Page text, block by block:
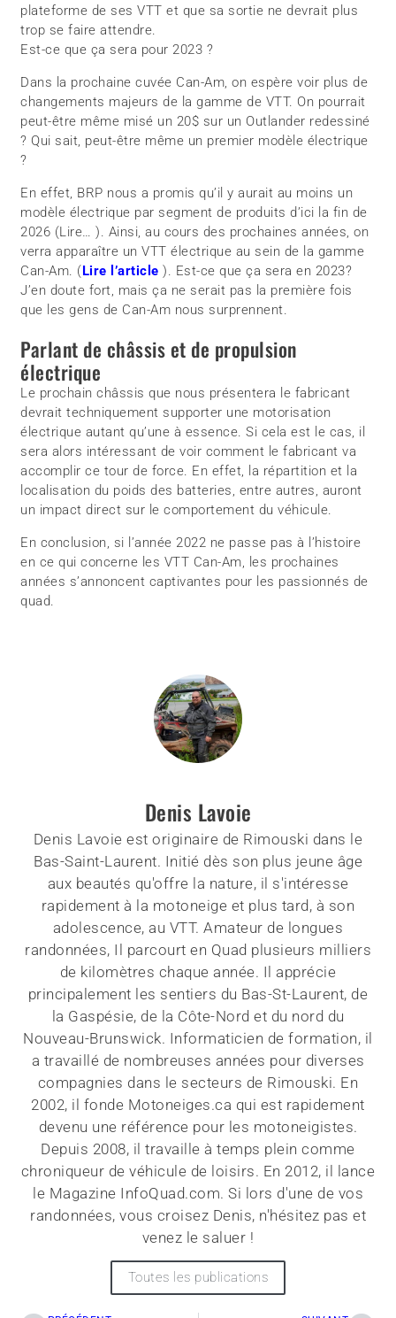
plateforme de ses VTT et que sa sortie ne devrait plus
trop se faire attendre.
Est-ce que ça sera pour 2023 ?
Dans la prochaine cuvée Can-Am, on espère voir plus de
changements majeurs de la gamme de VTT. On pourrait
peut-être même misé un 20$ sur un Outlander redessiné
? Qui sait, peut-être même un premier modèle électrique
?
En effet, BRP nous a promis qu’il y aurait au moins un
modèle électrique par segment de produits d’ici la fin de
2026 (Lire… ). Ainsi, au cours des prochaines années, on
verra apparaître un VTT électrique au sein de la gamme
Can-Am. (Lire l’article ). Est-ce que ça sera en 2023?
J’en doute fort, mais ça ne serait pas la première fois
que les gens de Can-Am nous surprennent.
Parlant de châssis et de propulsion
électrique
Le prochain châssis que nous présentera le fabricant
devrait techniquement supporter une motorisation
électrique autant qu’une à essence. Si cela est le cas, il
sera alors intéressant de voir comment le fabricant va
accomplir ce tour de force. En effet, la répartition et la
localisation du poids des batteries, entre autres, auront
un impact direct sur le comportement du véhicule.
En conclusion, si l’année 2022 ne passe pas à l’histoire
en ce qui concerne les VTT Can-Am, les prochaines
années s’annoncent captivantes pour les passionnés de
quad.
Denis Lavoie
Denis Lavoie est originaire de Rimouski dans le
Bas-Saint-Laurent. Initié dès son plus jeune âge
aux beautés qu'offre la nature, il s'intéresse
rapidement à la motoneige et plus tard, à son
adolescence, au VTT. Amateur de longues
randonnées, Il parcourt en Quad plusieurs milliers
de kilomètres chaque année. Il apprécie
principalement les sentiers du Bas-St-Laurent, de
la Gaspésie, de la Côte-Nord et du nord du
Nouveau-Brunswick. Informaticien de formation, il
a travaillé de nombreuses années pour diverses
compagnies dans le secteurs de Rimouski. En
2002, il fonde Motoneiges.ca qui est rapidement
devenu une référence pour les motoneigistes.
Depuis 2008, il travaille à temps plein comme
chroniqueur de véhicule de loisirs. En 2012, il lance
le Magazine InfoQuad.com. Si lors d'une de vos
randonnées, vous croisez Denis, n'hésitez pas et
venez le saluer !
Toutes les publications